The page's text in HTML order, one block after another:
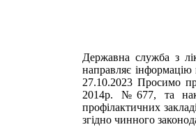
Державна служба з
направляє інформацію
27.10.2023 Просимо
2014р. №677, та
профілактичних
згідно чинного